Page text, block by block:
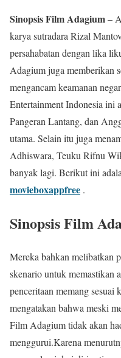
Sinopsis Film Adagium–
karya sutradara Rizal
persahabatan dengan lika
Adagium juga memberikan
mengancam keamanan
Entertainment Indonesia ini
Pangeran Lantang, dan
utama. Selain itu juga
Adhiswara, Teuku Rifnu
banyak lagi. Berikut ini
movieboxappfree .
Sinopsis Film
Mereka bahkan melibatkan
skenario untuk memastikan
penceritaan memang sesuai
mengatakan bahwa meski
Film Adagium tidak akan
menggurui.Karena